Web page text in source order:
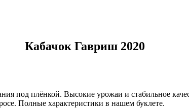
Кабачок Гавриш 2020
под плёнкой. Высокие урожаи и стабильное
Полные характеристики в нашем буклете.